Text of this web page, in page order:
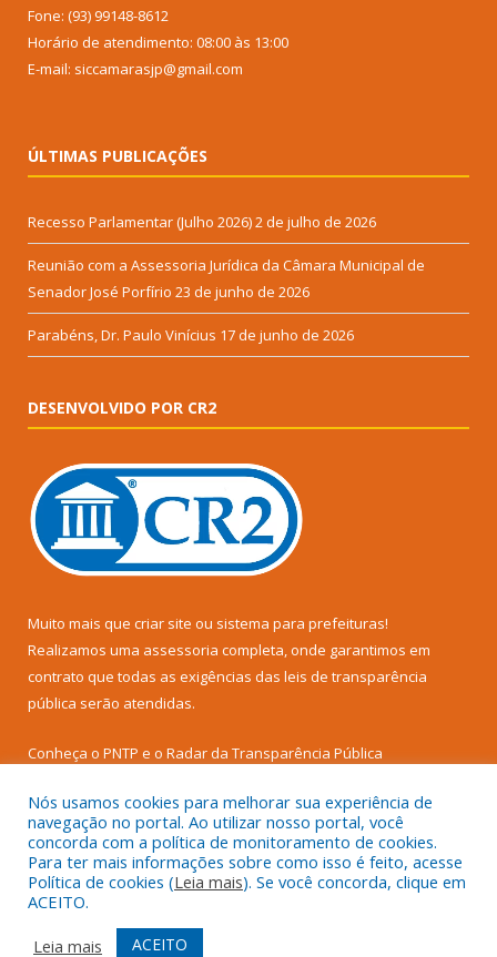
Fone: (93) 99148-8612
Horário de atendimento: 08:00 às 13:00
E-mail: siccamarasjp@gmail.com
ÚLTIMAS PUBLICAÇÕES
Recesso Parlamentar (Julho 2026)2 de julho de 2026
Reunião com a Assessoria Jurídica da Câmara Municipal de
Senador José Porfírio 23 de junho de 2026
Parabéns, Dr. Paulo Vinícius 17 de junho de 2026
DESENVOLVIDO POR CR2
Muito mais que criar site ou sistema para prefeituras!
Realizamos uma assessoria completa, onde garantimos em
contrato que todas as exigências das leis de transparência
pública serão atendidas.
Conheça o PNTP e o Radar da Transparência Pública
Todos os direitos reservados a Câmara Municipal de Senador
José Porfírio.
Mapa do Site
Acessar Área Administrativa
Nós usamos cookies para melhorar sua experiência de
navegação no portal. Ao utilizar nosso portal, você
concorda com a política de monitoramento de cookies.
Para ter mais informações sobre como isso é feito, acesse
Política de cookies (Leia mais). Se você concorda, clique em
ACEITO.
Leia mais
ACEITO